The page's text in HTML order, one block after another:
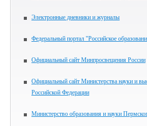
Электронные дневники и журналы
Федеральный портал "Российское
Официальный сайт Минпросвещения России
Официальный сайт Министерства науки и
Российской Федерации
Министерство образования и науки